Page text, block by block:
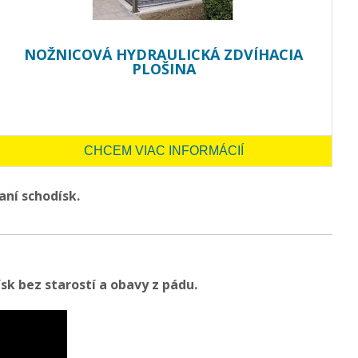
NOŽNICOVÁ HYDRAULICKÁ ZDVÍHACIA
PLOŠINA
CHCEM VIAC INFORMÁCIÍ
schodísk.
bez starostí a obavy z pádu.